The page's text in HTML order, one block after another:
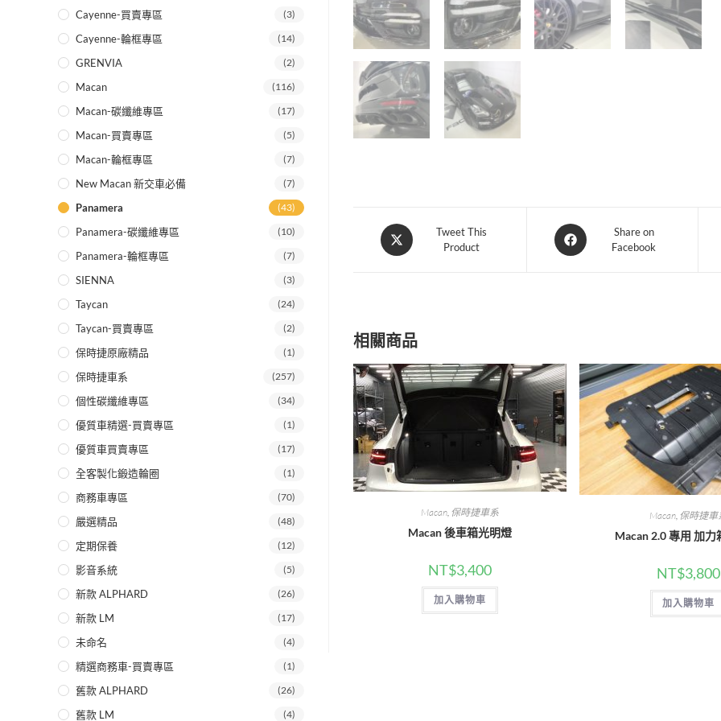
Opens
in
Tweet This
Product
Opens
in
Share on
Facebook
相關商品
Macan, 保時捷車系
Macan 後車箱光明燈
NT$3,400
加入購物車
Macan, 保時捷車
Macan 2.0 專用 加力
NT$3,800
加入購物車
Cayenne-買賣專區 (3)
Cayenne-輪框專區 (14)
GRENVIA (2)
Macan (116)
Macan-碳纖維專區 (17)
Macan-買賣專區 (5)
Macan-輪框專區 (7)
New Macan 新交車必備 (7)
Panamera (43)
Panamera-碳纖維專區 (10)
Panamera-輪框專區 (7)
SIENNA (3)
Taycan (24)
Taycan-買賣專區 (2)
保時捷原廠精品 (1)
保時捷車系 (257)
個性碳纖維專區 (34)
優質車精選-買賣專區 (1)
優質車買賣專區 (17)
全客製化鍛造輪圈 (1)
商務車專區 (70)
嚴選精品 (48)
定期保養 (12)
影音系統 (5)
新款 ALPHARD (26)
新款 LM (17)
未命名 (4)
精選商務車-買賣專區 (1)
舊款 ALPHARD (26)
舊款 LM (4)